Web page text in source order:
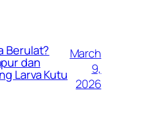
Berulat?
dan
Larva Kutu
March
9,
2026